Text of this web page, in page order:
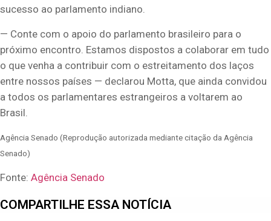
sucesso ao parlamento indiano.
— Conte com o apoio do parlamento brasileiro para o
próximo encontro. Estamos dispostos a colaborar em tudo
o que venha a contribuir com o estreitamento dos laços
entre nossos países — declarou Motta, que ainda convidou
a todos os parlamentares estrangeiros a voltarem ao
Brasil.
Agência Senado (Reprodução autorizada mediante citação da Agência
Senado)
Fonte: Agência Senado
COMPARTILHE ESSA NOTÍCIA